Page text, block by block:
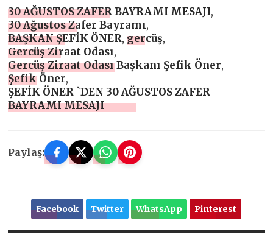
30 AĞUSTOS ZAFER BAYRAMI MESAJI,
30 Ağustos Zafer Bayramı,
BAŞKAN ŞEFİK ÖNER,gercüş,
Gercüş Ziraat Odası,
Gercüş Ziraat Odası Başkanı Şefik Öner,
Şefik Öner,
ŞEFİK ÖNER `DEN 30 AĞUSTOS ZAFER
BAYRAMI MESAJI
Paylaş:
Facebook Twitter WhatsApp Pinterest